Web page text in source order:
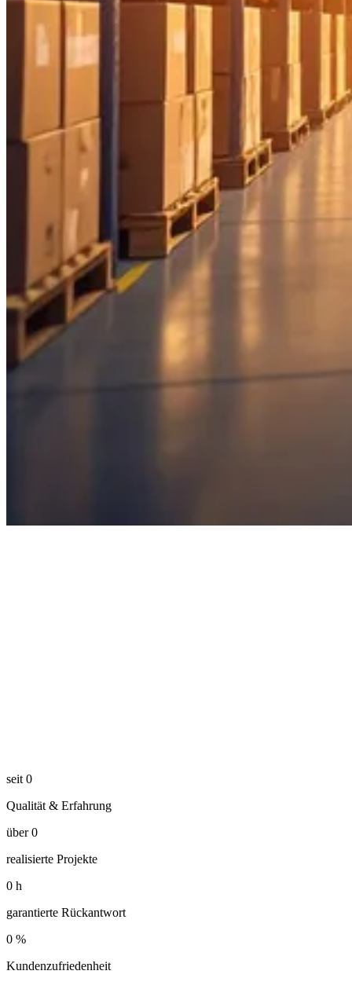
seit 0
Qualität & Erfahrung
über 0
realisierte Projekte
0 h
garantierte Rückantwort
0 %
Kundenzufriedenheit